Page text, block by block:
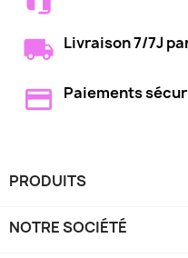
Livraison 7/7J
Paiements
PRODUITS
NOTRE SOCIÉTÉ